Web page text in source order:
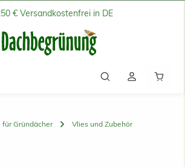
€ Versandkostenfrei in DE
für Gründächer Vlies und Zubehör